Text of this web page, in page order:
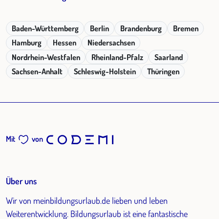
Baden-Württemberg Berlin Brandenburg
Bremen
Hamburg
Hessen
Niedersachsen
Nordrhein-Westfalen
Rheinland-Pfalz
Saarland
Sachsen-Anhalt
Schleswig-Holstein Thüringen
Mit von
Über uns
Wir von meinbildungsurlaub.de lieben und leben
Weiterentwicklung. Bildungsurlaub ist eine fantastische